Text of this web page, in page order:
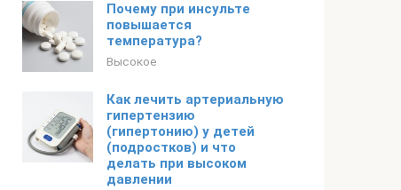
Почему при инсульте
повышается
температура?
Высокое
Как лечить артериальную
гипертензию
(гипертонию) у детей
(подростков) и что
делать при высоком
давлении